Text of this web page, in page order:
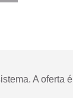
A oferta é